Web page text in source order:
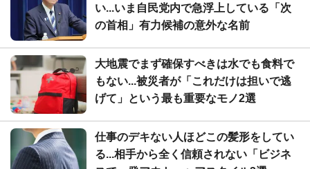
い...いま自民党内で急浮上している「次
の首相」有力候補の意外な名前
大地震でまず確保すべきは水でも食料で
もない...被災者が「これだけは担いで逃
げて」という最も重要なモノ2選
仕事のデキない人ほどこの髪形をしてい
る...相手から全く信頼されない「ビジネ